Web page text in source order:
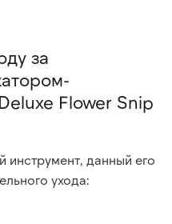
за
Flower Snip
инструмент, данный его
ухода: